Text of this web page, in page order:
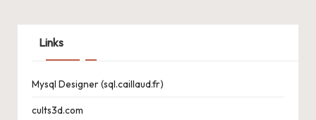
Links
Mysql Designer (sql.caillaud.fr)
cults3d.com